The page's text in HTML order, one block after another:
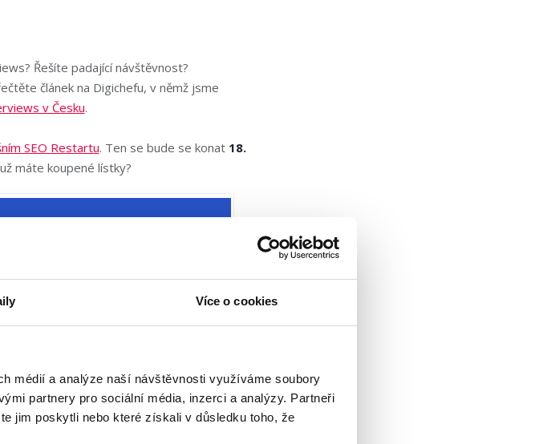
Více o cookies
médií a analýze naší návštěvnosti využíváme soubory
partnery pro sociální média, inzerci a analýzy. Partneři
jim poskytli nebo které získali v důsledku toho, že
Řešíte padající návštěvnost?
článek na Digichefu, v němž jsme
v Česku.
SEO Restartu. Ten se bude se konat 18.
máte koupené lístky?